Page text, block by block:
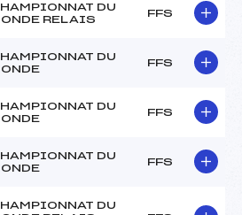
DU
RELAIS
FFS
DU
FFS
DU
FFS
DU
FFS
DU